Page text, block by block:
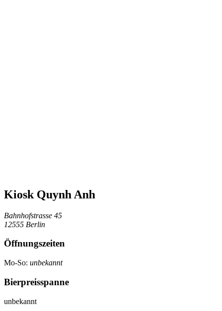
Kiosk Quynh Anh
Bahnhofstrasse 45
12555 Berlin
Öffnungszeiten
Mo-So: unbekannt
Bierpreisspanne
unbekannt